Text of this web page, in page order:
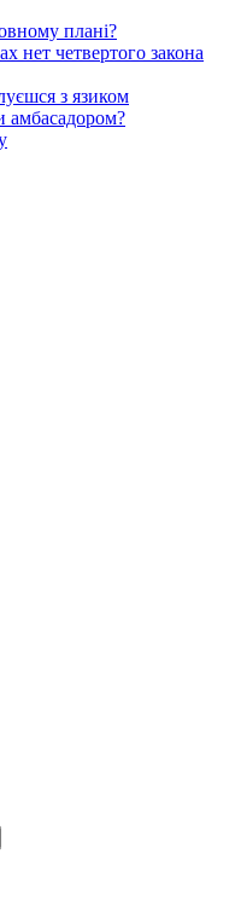
плані?
нет четвертого закона
з язиком
амбасадором?